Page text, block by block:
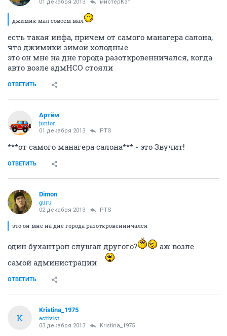
01 декабря 2013 мистерКэт
джимик мал совсем мал
есть такая инфа, причем от самого манагера салона,
что джимики зимой холодные
это он мне на дне города разоткровенничался, когда
авто возле адмНСО стояли
ОТВЕТИТЬ
Артём
juniоr
01 декабря 2013 PTS
***от самого манагера салона*** - это Звучит!
ОТВЕТИТЬ
Dimon
guru
02 декабря 2013 PTS
это он мне на дне города разоткровенничался
один бухантроп слушал другого?
аж возле
самой администрации
ОТВЕТИТЬ
K
Kristina_1975
activist
03 декабря 2013 Kristina_1975